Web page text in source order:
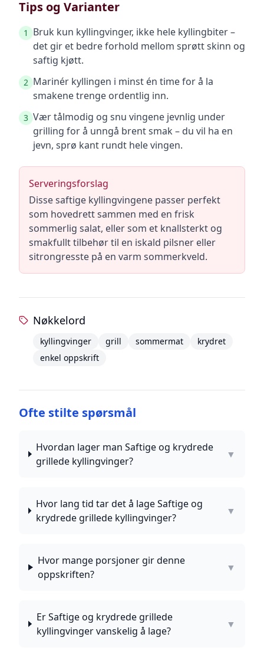
Tips og Varianter
1
Bruk kun kyllingvinger, ikke hele kyllingbiter –
det gir et bedre forhold mellom sprøtt skinn og
saftig kjøtt.
2 Marinér kyllingen i minst én time for å la
smakene trenge ordentlig inn.
3 Vær tålmodig og snu vingene jevnlig under
grilling for å unngå brent smak – du vil ha en
jevn, sprø kant rundt hele vingen.
Serveringsforslag
Disse saftige kyllingvingene passer perfekt
som hovedrett sammen med en frisk
sommerlig salat, eller som et knallsterkt og
smakfullt tilbehør til en iskald pilsner eller
sitrongresste på en varm sommerkveld.
Nøkkelord
kyllingvinger grill sommermat
krydret
enkel oppskrift
Ofte stilte spørsmål
Hvordan lager man Saftige og krydrede
grillede kyllingvinger?
▼
Hvor lang tid tar det å lage Saftige og
krydrede grillede kyllingvinger?
▼
Hvor mange porsjoner gir denne
oppskriften?
▼
Er Saftige og krydrede grillede
kyllingvinger vanskelig å lage?
▼